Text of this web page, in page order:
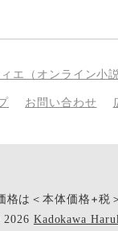
エ（オンライン小説
お問い合わせ
は＜本体価格+税
2026 Kadokawa